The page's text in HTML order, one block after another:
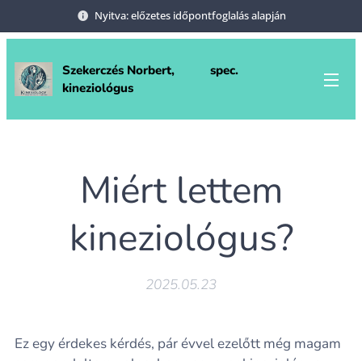
Nyitva: előzetes időpontfoglalás alapján
Szekerczés Norbert, spec.
kineziológus
Miért lettem
kineziológus?
2025.05.23
Ez egy érdekes kérdés, pár évvel ezelőtt még magam